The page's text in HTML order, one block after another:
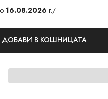
16.08.2026 г./
ДОБАВИ В КОШНИЦАТА